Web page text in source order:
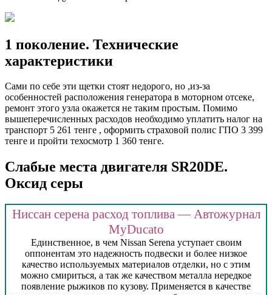
1 поколение. Технические
характеристики
Сами по себе эти щетки стоят недорого, но ,из-за
особенностей расположения генератора в моторном отсеке,
ремонт этого узла окажется не таким простым. Помимо
вышеперечисленных расходов необходимо уплатить налог на
транспорт 5 261 тенге , оформить страховой полис ГПО 3 399
тенге и пройти техосмотр 1 360 тенге.
Слабые места двигателя SR20DE.
Оксид серы
Ниссан серена расход топлива — Автожурнал
MyDucato
Единственное, в чем Nissan Serena уступает своим
оппонентам это надежность подвески и более низкое
качество используемых материалов отделки, но с этим
можно смириться, а так же качеством металла нередкое
появление рыжиков по кузову. Применяется в качестве